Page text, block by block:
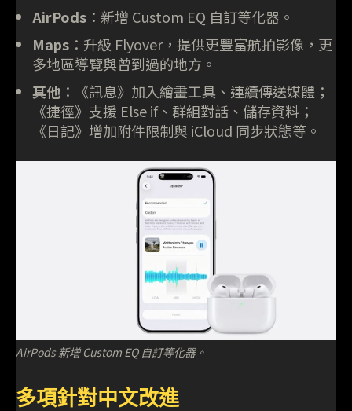
AirPods ：新增 Custom EQ 自訂等化器。
Maps ：升級 Flyover，提供更豐富航拍影像，更
多地區導覽與曾到過的地方。
其他 ：《訊息》加入繪畫工具、連續傳送媒體；
《捷徑》支援 Else if、群組對話、儲存資料；
《日記》增加附件限制與 iCloud 同步狀態等。
AirPods 新增 Custom EQ 自訂等化器。
多項針對中文改進